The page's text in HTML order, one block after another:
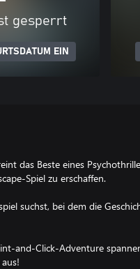
gesperrt
EIN
das Beste eines
Spiel zu erschaffen.
suchst, bei dem die
and-Click-Adventure